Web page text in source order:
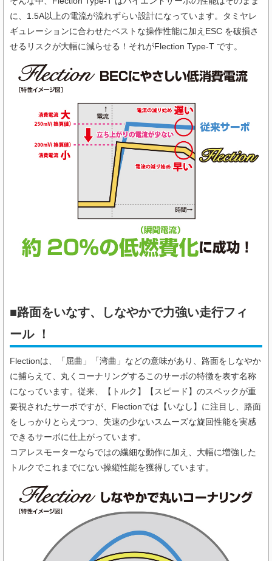
に、1.5A以上の電流が流れずらい設計になっています。タミヤレ
ギュレーションに合わせたベストな操作性能に加えESC を破損さ
せるリスクが大幅に減らせる！それがFlection Type-T です。
■路面をいなす、しなやかで力強い走行フィ
ール ！
Flectionは、「屈曲」「湾曲」などの意味があり、路面をしなやか
に捕らえて、丸くコーナリングするこのサーボの特徴を表す名称
になっています。従来、【トルク】【スピード】のスペックが重
要視されたサーボですが、Flectionでは【いなし】に注目し、路面
をしっかりとらえつつ、失速の少ないスムーズな旋回性能を実感
できるサーボに仕上がっています。
コアレスモーターならではの繊細な動作に加え、大幅に増強した
トルクでこれまでにない操縦性能を獲得しています。